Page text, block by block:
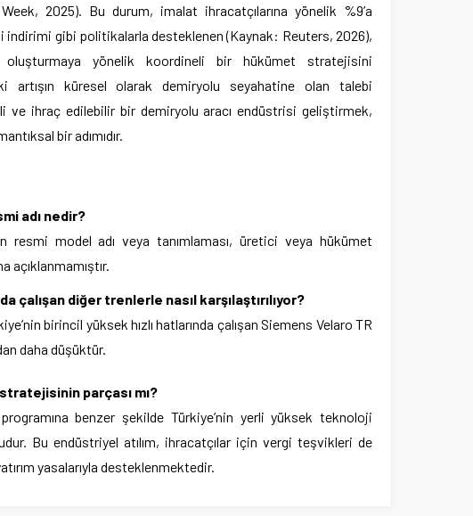
2025). Bu durum, imalat ihracatçılarına yönelik %9’a
indirimi gibi politikalarla desteklenen (Kaynak: Reuters, 2026),
yönelik koordineli bir hükümet stratejisini
artışın küresel olarak demiryolu seyahatine olan talebi
ve ihraç edilebilir bir demiryolu aracı endüstrisi geliştirmek,
bir adımıdır.
adı nedir?
resmi model adı veya tanımlaması, üretici veya hükümet
açıklanmamıştır.
çalışan diğer trenlerle nasıl karşılaştırılıyor?
birincil yüksek hızlı hatlarında çalışan Siemens Velaro TR
daha düşüktür.
parçası mı?
benzer şekilde Türkiye’nin yerli yüksek teknoloji
Bu endüstriyel atılım, ihracatçılar için vergi teşvikleri de
yasalarıyla desteklenmektedir.